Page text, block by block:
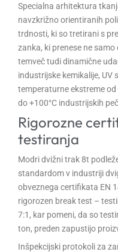
Specialna arhitektura
navzkrižno orientiranih
trdnosti, ki so tretirani s
zanka, ki prenese ne
temveč tudi dinamične
industrijske kemikalije, UV
temperaturne ekstreme
do +100°C industrijskih
Rigorozne
testiranja
Modri dvižni trak 8t
standardom v industriji
obveznega certifikata EN
rigorozen break test –
7:1, kar pomeni, da so
ton, preden zapustijo
Inšpekcijski protokoli za